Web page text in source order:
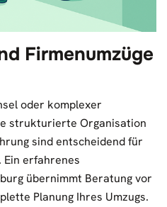
Firmenumzüge
oder komplexer
strukturierte Organisation
sind entscheidend für
Ein erfahrenes
übernimmt Beratung vor
Planung Ihres Umzugs.